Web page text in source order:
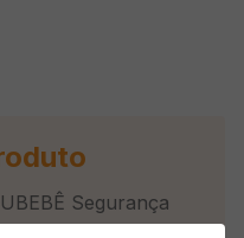
Segurança